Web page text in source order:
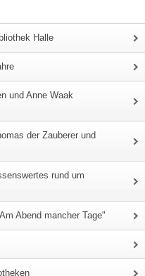
Halle
und Anne Waak
der Zauberer und
rund um
Abend mancher Tage"